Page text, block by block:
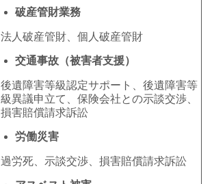
破産管財業務
法人破産管財、個人破産管財
交通事故（被害者支援）
後遺障害等級認定サポート、後遺障害等
級異議申立て、保険会社との示談交渉、
損害賠償請求訴訟
労働災害
​過労死、示談交渉、損害賠償請求訴訟